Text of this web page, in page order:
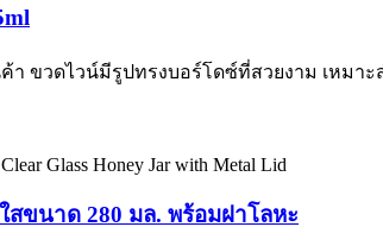
ค้า ขวดไวน์มีรูปทรงบอร์โดซ์ที่สวยงาม เหมา
สขนาด 280 มล. พร้อมฝาโลหะ